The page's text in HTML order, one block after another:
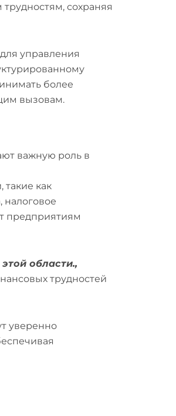
сохраняя
управления
более
вызовам.
важную роль в
как
налоговое
предприятиям
области.,
трудностей
уверенно